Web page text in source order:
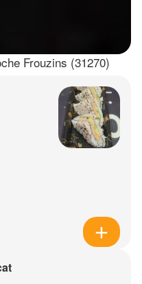
Frouzins (31270)